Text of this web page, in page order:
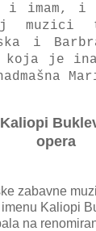
i imam, i
muzici
i
je
opera
zabavne
Kaliopi
na